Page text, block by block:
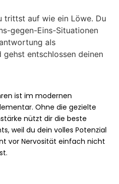
trittst auf wie ein Löwe. Du
gegen-Eins-Situationen
als
gehst entschlossen deinen
ist im modernen
Ohne die gezielte
nützt dir die beste
weil du dein volles Potenzial
vor Nervosität einfach nicht